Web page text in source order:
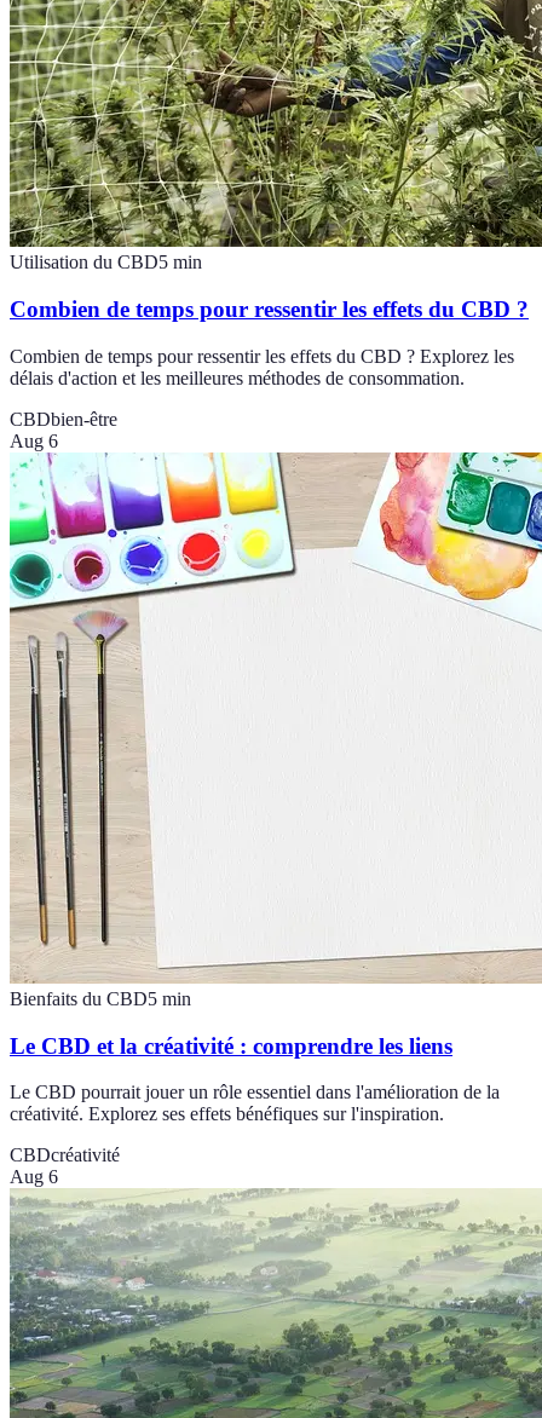
Utilisation du CBD5 min
Combien de temps pour ressentir les effets du CBD ?
Combien de temps pour ressentir les effets du CBD ? Explorez les
délais d'action et les meilleures méthodes de consommation.
CBDbien-être
Aug 6
Bienfaits du CBD5 min
Le CBD et la créativité : comprendre les liens
Le CBD pourrait jouer un rôle essentiel dans l'amélioration de la
créativité. Explorez ses effets bénéfiques sur l'inspiration.
CBDcréativité
Aug 6